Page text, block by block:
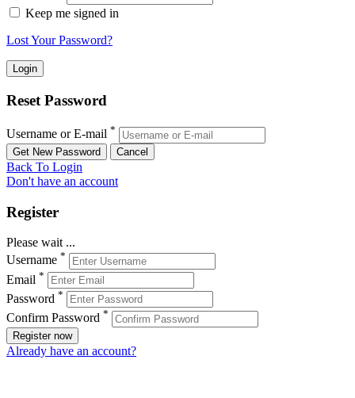
Keep me signed in
Lost Your Password?
Reset Password
Username or E-mail *
Back To Login
Don't have an account
Register
Please wait ...
Username *
Email *
Password *
Confirm Password *
Register now
Already have an account?